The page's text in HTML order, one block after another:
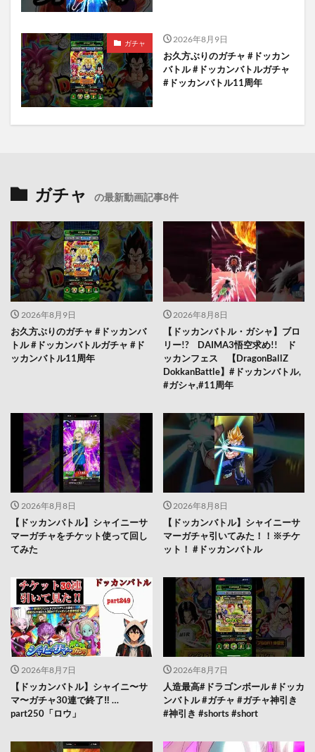
ガチャ 2026年8月9日
お久方ぶりのガチャ #ドッカン
バトル #ドッカンバトルガチャ
#ドッカンバトル11周年
ガチャ の最新動画記事8件
2026年8月9日
お久方ぶりのガチャ #ドッカンバ
トル #ドッカンバトルガチャ #ド
ッカンバトル11周年
2026年8月8日
【ドッカンバトル・ガシャ】ブロ
リー!? DAIMA3悟空求め!! ド
ッカンフェス 【DragonBallZ
DokkanBattle】#ドッカンバトル,
#ガシャ,#11周年
2026年8月8日
【ドッカンバトル】シャイニーサ
マーガチャをチケット使って回し
てみた
2026年8月8日
【ドッカンバトル】シャイニーサ
マーガチャ引いてみた！！※チケ
ット！ #ドッカンバトル
2026年8月7日
【ドッカンバトル】シャイニ〜サ
マ〜ガチャ30連で終了‼︎ …
part250「ロウ」
2026年8月7日
人造最高#ドラゴンボール #ドッカ
ンバトル #ガチャ #ガチャ神引き
#神引き #shorts #short